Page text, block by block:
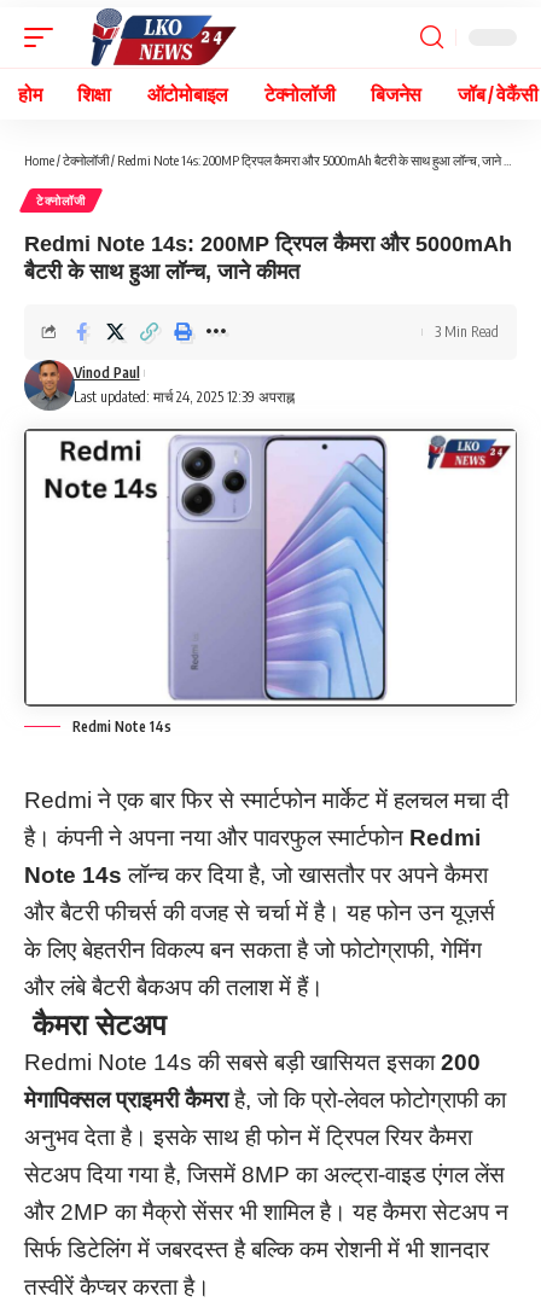
होम शिक्षा ऑटोमोबाइल टेक्नोलॉजी बिजनेस जॉब / वेकैंसी
Home/टेक्नोलॉजी/ Redmi Note 14s: 200MP ट्रिपल कैमरा और 5000mAh बैटरी के साथ हुआ लॉन्च, जाने कीमत
टेक्नोलॉजी
Redmi Note 14s: 200MP ट्रिपल कैमरा और 5000mAh
बैटरी के साथ हुआ लॉन्च, जाने कीमत
Last updated: मार्च 24, 2025 12:39 अपराह्न
Vinod Paul
3 Min Read
Redmi Note 14s
Redmi ने एक बार फिर से स्मार्टफोन मार्केट में हलचल मचा दी
है। कंपनी ने अपना नया और पावरफुल स्मार्टफोन Redmi
Note 14s लॉन्च कर दिया है, जो खासतौर पर अपने कैमरा
और बैटरी फीचर्स की वजह से चर्चा में है। यह फोन उन यूज़र्स
के लिए बेहतरीन विकल्प बन सकता है जो फोटोग्राफी, गेमिंग
और लंबे बैटरी बैकअप की तलाश में हैं।
कैमरा सेटअप
Redmi Note 14s की सबसे बड़ी खासियत इसका200
मेगापिक्सल प्राइमरी कैमराहै, जो कि प्रो-लेवल फोटोग्राफी का
अनुभव देता है। इसके साथ ही फोन में ट्रिपल रियर कैमरा
सेटअप दिया गया है, जिसमें 8MP का अल्ट्रा-वाइड एंगल लेंस
और 2MP का मैक्रो सेंसर भी शामिल है। यह कैमरा सेटअप न
सिर्फ डिटेलिंग में जबरदस्त है बल्कि कम रोशनी में भी शानदार
तस्वीरें कैप्चर करता है।